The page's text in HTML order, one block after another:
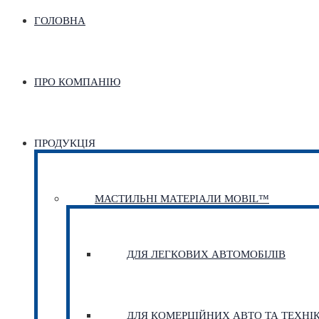
ГОЛОВНА
ПРО КОМПАНІЮ
ПРОДУКЦІЯ
МАСТИЛЬНІ МАТЕРІАЛИ MOBIL™
ДЛЯ ЛЕГКОВИХ АВТОМОБІЛІВ
ДЛЯ КОМЕРЦІЙНИХ АВТО ТА